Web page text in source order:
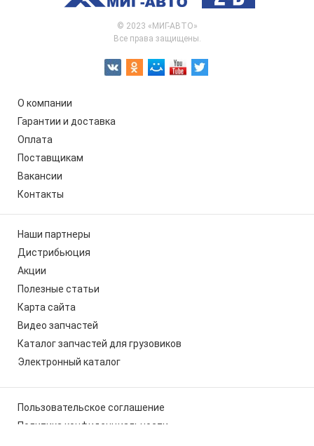
© 2023 «МИГ-АВТО»
Все права защищены.
О компании
Гарантии и доставка
Оплата
Поставщикам
Вакансии
Контакты
Наши партнеры
Дистрибьюция
Акции
Полезные статьи
Карта сайта
Видео запчастей
Каталог запчастей для грузовиков
Электронный каталог
Пользовательское соглашение
Политика конфиденциальности